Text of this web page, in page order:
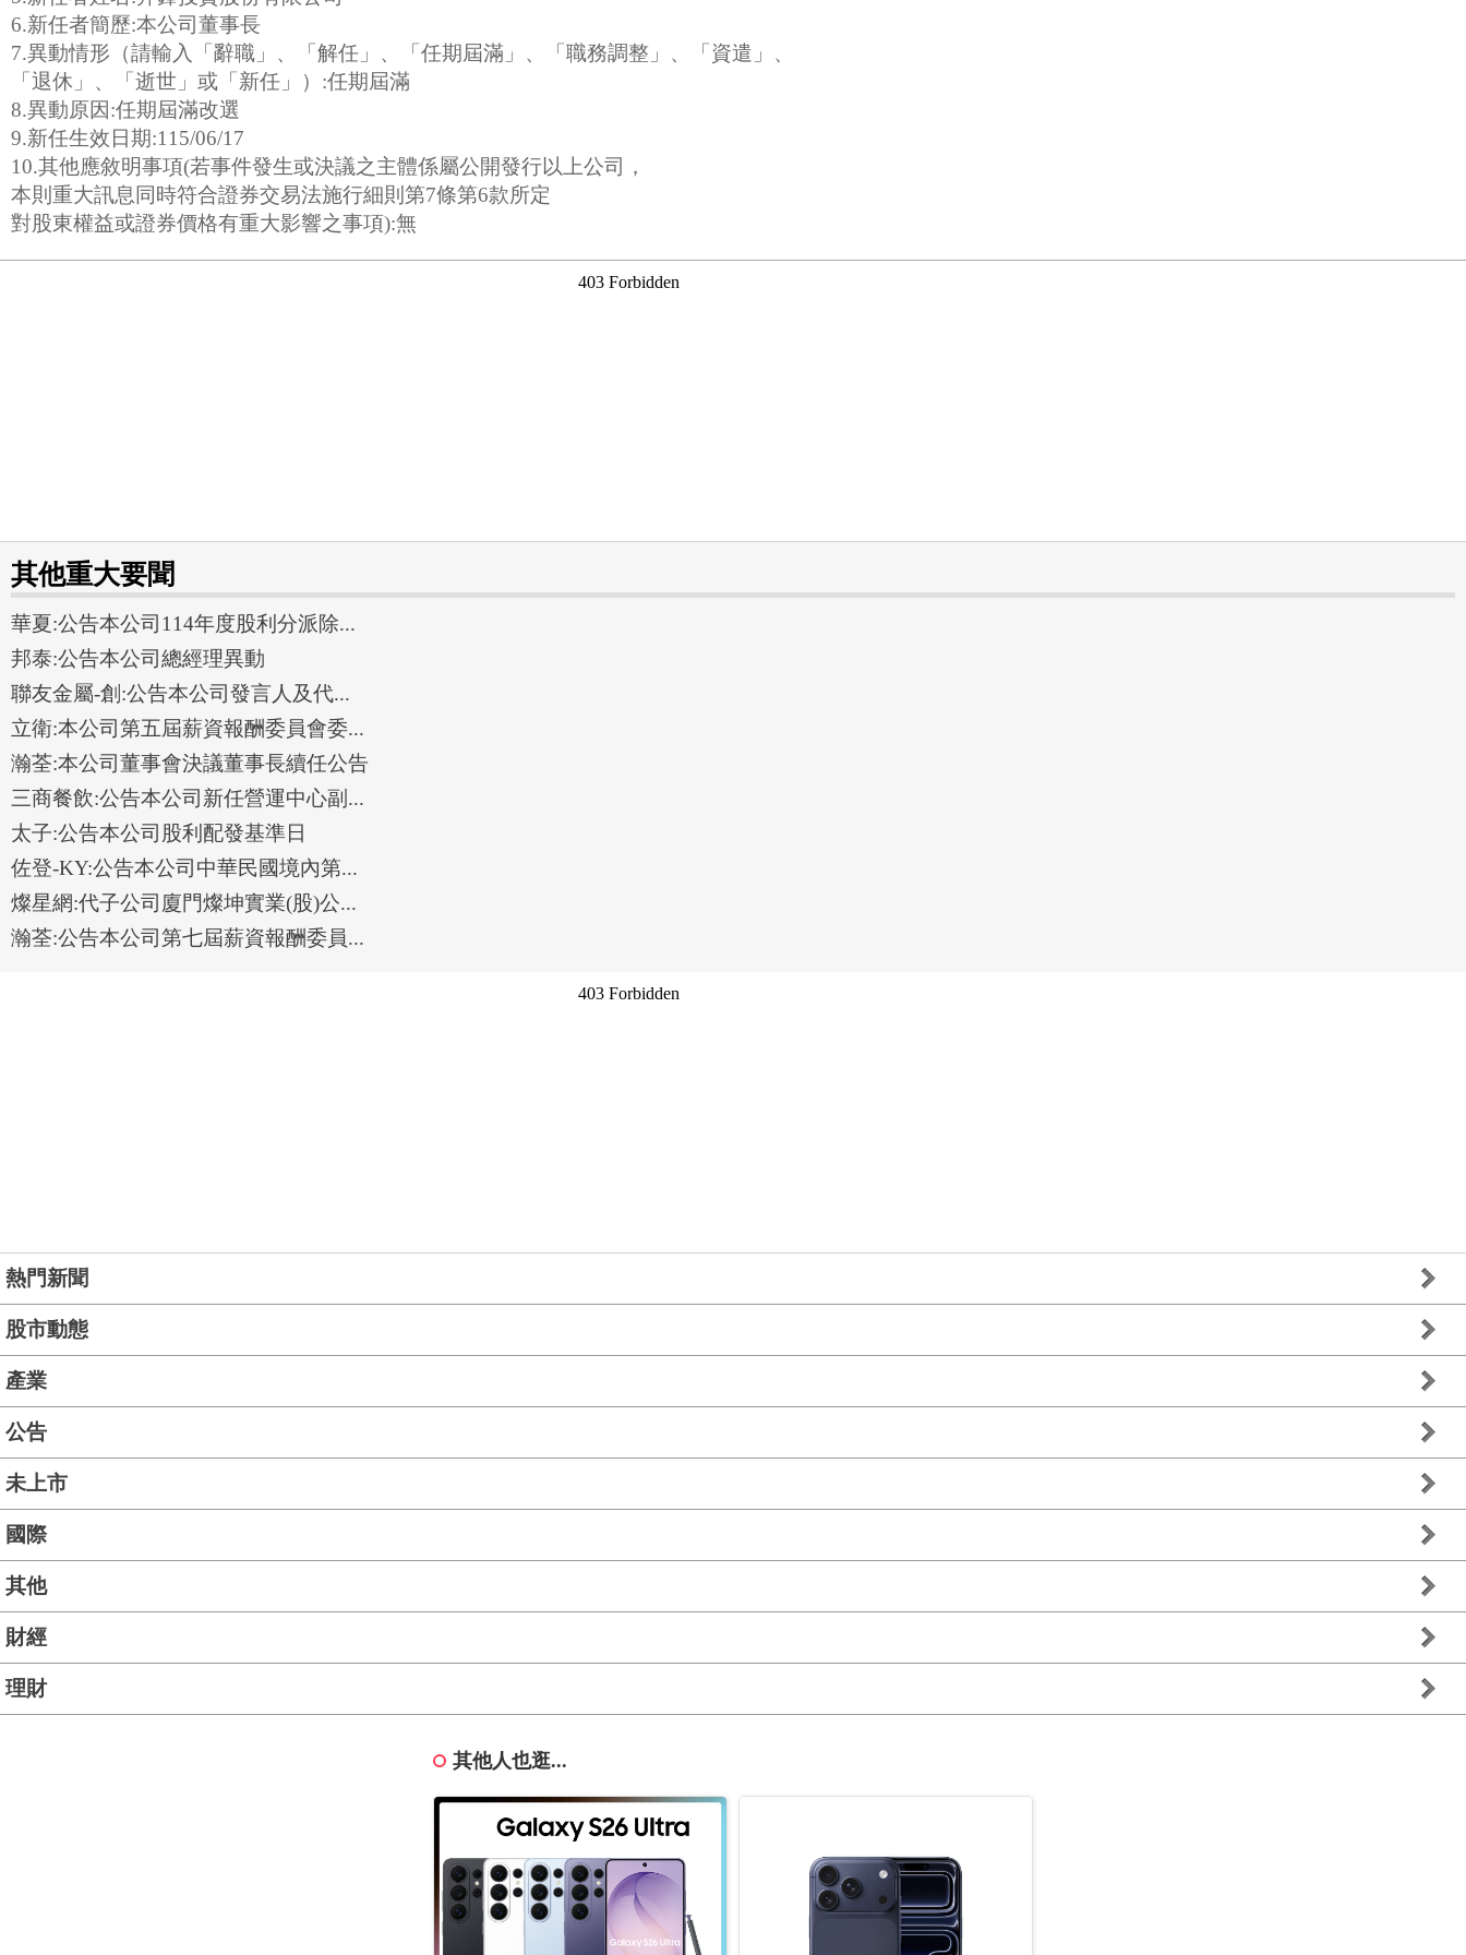
6.新任者簡歷:本公司董事長
7.異動情形（請輸入「辭職」、「解任」、「任期屆滿」、「職務調整」、「資遣」、
「退休」、「逝世」或「新任」）:任期屆滿
8.異動原因:任期屆滿改選
9.新任生效日期:115/06/17
10.其他應敘明事項(若事件發生或決議之主體係屬公開發行以上公司，
本則重大訊息同時符合證券交易法施行細則第7條第6款所定
對股東權益或證券價格有重大影響之事項):無
其他重大要聞
華夏:公告本公司114年度股利分派除...
邦泰:公告本公司總經理異動
聯友金屬-創:公告本公司發言人及代...
立衛:本公司第五屆薪資報酬委員會委...
瀚荃:本公司董事會決議董事長續任公告
三商餐飲:公告本公司新任營運中心副...
太子:公告本公司股利配發基準日
佐登-KY:公告本公司中華民國境內第...
燦星網:代子公司廈門燦坤實業(股)公...
瀚荃:公告本公司第七屆薪資報酬委員...
熱門新聞
股市動態
產業
公告
未上市
國際
其他
財經
理財
其他人也逛...